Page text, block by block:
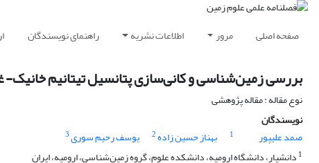
صفحه اصلی مرور اطلاعات نشریه راهنمای نویسندگان
بررسی زمین‌شناسی و کانی‌سازی پتانسیل تیتانیم خانیک-
نوع مقاله : مقاله پژوهشی
نویسندگان
صمد علیپور
1 بهناز حسین زاده2 یوسف رحیم سوری3
1 دانشیار، دانشگاه ارومیه، دانشکده علوم، گروه زمین‌شناسی، ارومیه، ایران